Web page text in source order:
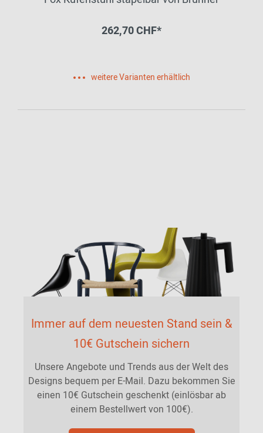
262,70 CHF*
weitere Varianten erhältlich
Immer auf dem neuesten Stand sein &
10€ Gutschein sichern
Unsere Angebote und Trends aus der Welt des
Designs bequem per E-Mail. Dazu bekommen Sie
einen 10€ Gutschein geschenkt (einlösbar ab
einem Bestellwert von 100€).